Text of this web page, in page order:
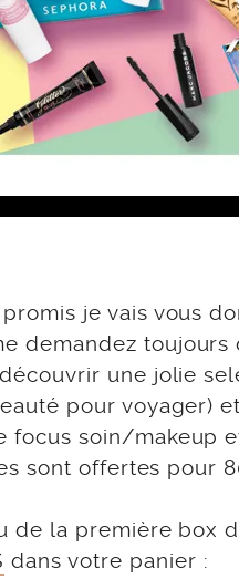
je vais vous
demandez
une jolie
pour voyager)
focus soin/makeup
sont offertes pour
de la première box
dans votre panier :